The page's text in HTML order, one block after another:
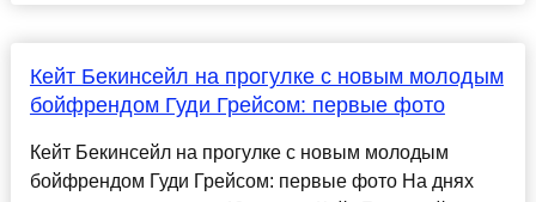
Кейт Бекинсейл на прогулке с новым молодым
бойфрендом Гуди Грейсом: первые фото
Кейт Бекинсейл на прогулке с новым молодым
бойфрендом Гуди Грейсом: первые фото На днях